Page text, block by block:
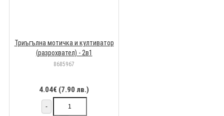
Триъгълна мотичка и култиватор
(разрохвател) - 2в1
8685967
4.04€ (7.90 лв.)
-